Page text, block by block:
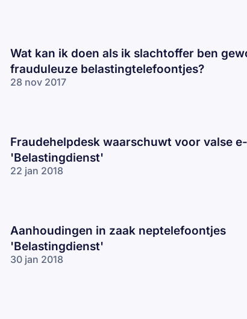
Wat kan ik doen als ik slachtoffer ben
frauduleuze belastingtelefoontjes?
28 nov 2017
Fraudehelpdesk waarschuwt voor valse
'Belastingdienst'
22 jan 2018
Aanhoudingen in zaak neptelefoontjes
'Belastingdienst'
30 jan 2018